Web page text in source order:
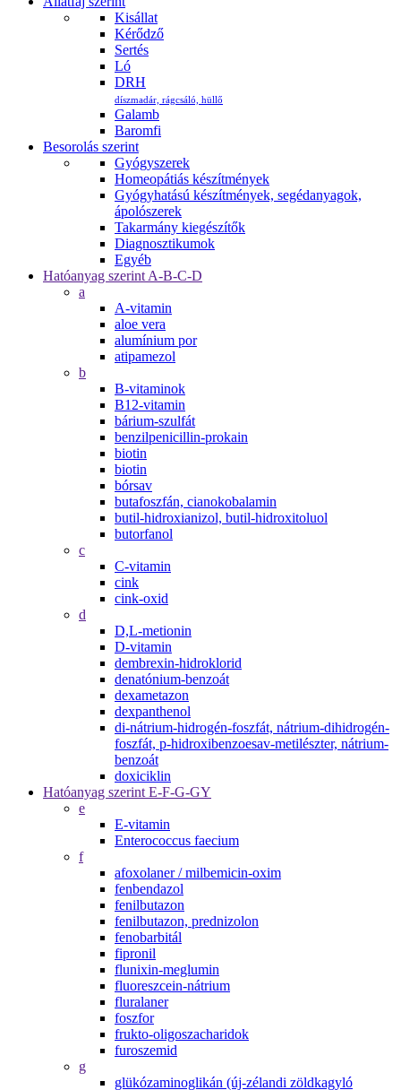
Kisállat
Kérődző
Sertés
Ló
DRH
díszmadár, rágcsáló, hüllő
Galamb
Baromfi
Besorolás szerint
Gyógyszerek
Homeopátiás készítmények
Gyógyhatású készítmények, segédanyagok,
ápolószerek
Takarmány kiegészítők
Diagnosztikumok
Egyéb
Hatóanyag szerint A-B-C-D
a
A-vitamin
aloe vera
alumínium por
atipamezol
b
B-vitaminok
B12-vitamin
bárium-szulfát
benzilpenicillin-prokain
biotin
biotin
bórsav
butafoszfán, cianokobalamin
butil-hidroxianizol, butil-hidroxitoluol
butorfanol
c
C-vitamin
cink
cink-oxid
d
D,L-metionin
D-vitamin
dembrexin-hidroklorid
denatónium-benzoát
dexametazon
dexpanthenol
di-nátrium-hidrogén-foszfát, nátrium-dihidrogén-
foszfát, p-hidroxibenzoesav-metilészter, nátrium-
benzoát
doxiciklin
Hatóanyag szerint E-F-G-GY
e
E-vitamin
Enterococcus faecium
f
afoxolaner / milbemicin-oxim
fenbendazol
fenilbutazon
fenilbutazon, prednizolon
fenobarbitál
fipronil
flunixin-meglumin
fluoreszcein-nátrium
fluralaner
foszfor
frukto-oligoszacharidok
furoszemid
g
glükózaminoglikán (új-zélandi zöldkagyló